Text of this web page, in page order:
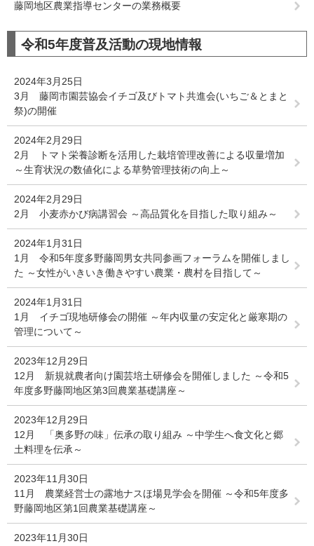
藤岡地区農業指導センターの業務概要
令和5年度普及活動の現地情報
2024年3月25日
3月 藤岡市園芸協会イチゴ及びトマト共進会(いちご＆とまと
祭)の開催
2024年2月29日
2月 トマト栄養診断を活用した栽培管理改善による収量増加
～生育状況の数値化による草勢管理技術の向上～
2024年2月29日
2月 小麦赤かび病講習会 ～高品質化を目指した取り組み～
2024年1月31日
1月 令和5年度多野藤岡男女共同参画フォーラムを開催しまし
た ～女性がいきいき働きやすい農業・農村を目指して～
2024年1月31日
1月 イチゴ現地研修会の開催 ～年内収量の安定化と厳寒期の
管理について～
2023年12月29日
12月 新規就農者向け園芸培土研修会を開催しました ～令和5
年度多野藤岡地区第3回農業基礎講座～
2023年12月29日
12月 「奥多野の味」伝承の取り組み ～中学生へ食文化と郷
土料理を伝承～
2023年11月30日
11月 農業経営士の露地ナスほ場見学会を開催 ～令和5年度多
野藤岡地区第1回農業基礎講座～
2023年11月30日